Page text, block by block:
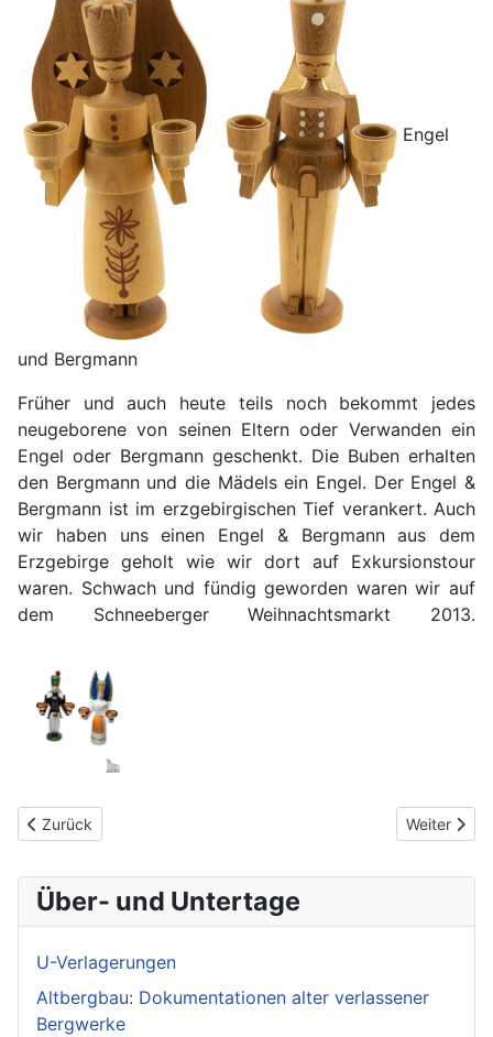
Engel
und Bergmann
Früher und auch heute teils noch bekommt jedes
neugeborene von seinen Eltern oder Verwanden ein
Engel oder Bergmann geschenkt. Die Buben erhalten
den Bergmann und die Mädels ein Engel. Der Engel &
Bergmann ist im erzgebirgischen Tief verankert. Auch
wir haben uns einen Engel & Bergmann aus dem
Erzgebirge geholt wie wir dort auf Exkursionstour
waren. Schwach und fündig geworden waren wir auf
dem Schneeberger Weihnachtsmarkt 2013.
Vorheriger Beitrag: Pyramide mit Bergmann
Zurück Nächster
Weiter
Über- und Untertage
U-Verlagerungen
Altbergbau: Dokumentationen alter verlassener
Bergwerke